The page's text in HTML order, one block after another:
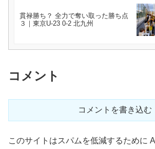
貫禄勝ち？ 全力で奪い取った勝ち点
３｜東京U-23 0-2 北九州
コメント
コメントを書き込む
このサイトはスパムを低減するために